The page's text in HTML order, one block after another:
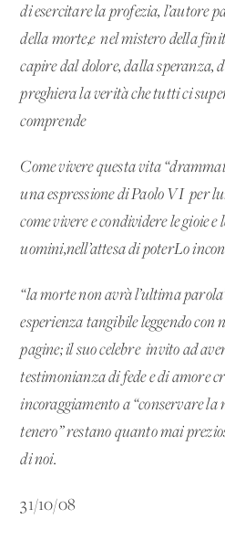
di esercitare la profezia, l’autore
della morte,e nel mistero della
capire dal dolore, dalla speranza,
preghiera la verità che tutti ci
comprende
Come vivere questa vita
una espressione di Paolo VI per
come vivere e condividere le gioie e
uomini,nell’attesa di poterLo
“la morte non avrà l’ultima
esperienza tangibile leggendo con
pagine; il suo celebre invito ad
testimonianza di fede e di amore
incoraggiamento a “conservare la
tenero” restano quanto mai
di noi.
31/10/08